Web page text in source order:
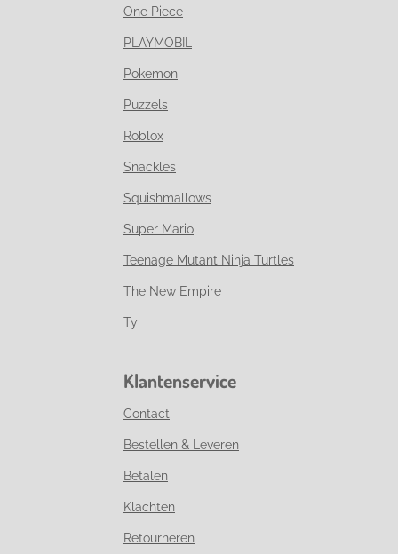
One Piece
PLAYMOBIL
Pokemon
Puzzels
Roblox
Snackles
Squishmallows
Super Mario
Teenage Mutant Ninja Turtles
The New Empire
Ty
Klantenservice
Contact
Bestellen & Leveren
Betalen
Klachten
Retourneren